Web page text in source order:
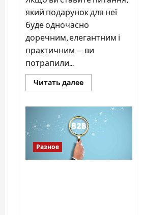
який подарунок для неї
буде одночасно
доречним, елегантним і
практичним — ви
потрапили...
Читать далееПрочитать
больше
неї
Разное